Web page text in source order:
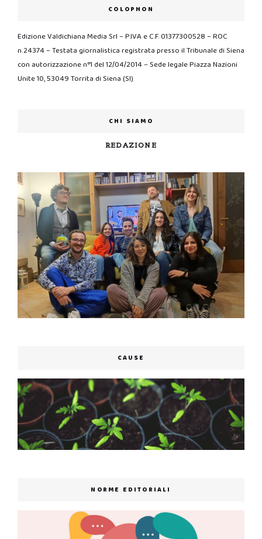
COLOPHON
Edizione Valdichiana Media Srl – P.IVA e C.F. 01377300528 – ROC
n.24374 – Testata giornalistica registrata presso il Tribunale di Siena
con autorizzazione n°1 del 12/04/2014 – Sede legale Piazza Nazioni
Unite 10, 53049 Torrita di Siena (SI)
CHI SIAMO
REDAZIONE
CAUSE
NORME EDITORIALI